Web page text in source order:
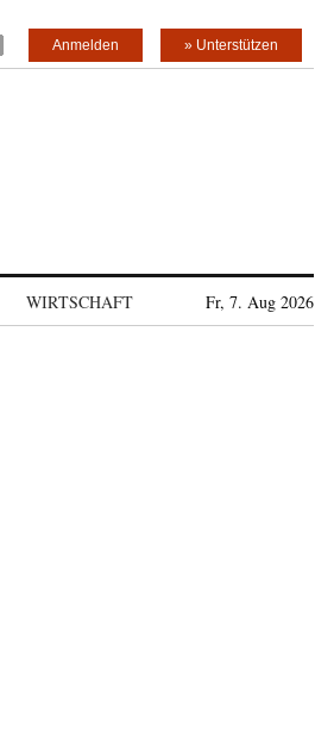
» Unterstützen
Anmelden
WIRTSCHAFT Fr, 7. Aug 2026